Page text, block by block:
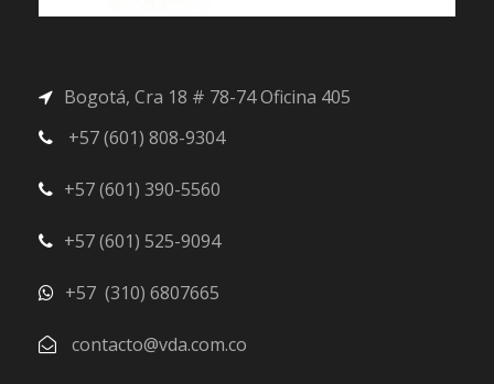
Bogotá, Cra 18 # 78-74 Oficina 405
+57 (601) 808-9304
+57 (601) 390-5560
+57 (601) 525-9094
+57 (310) 6807665
contacto@vda.com.co